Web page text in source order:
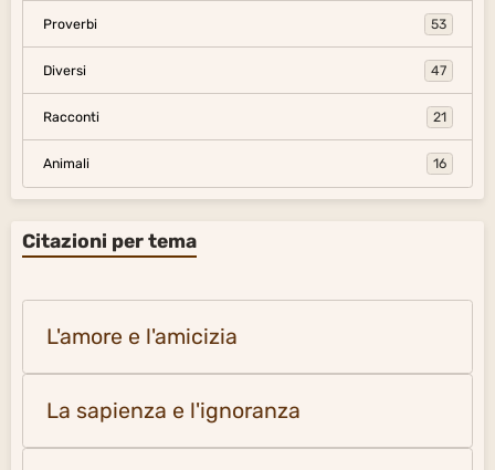
Proverbi 53
Diversi 47
Racconti 21
Animali 16
Citazioni per tema
L'amore e l'amicizia
La sapienza e l'ignoranza